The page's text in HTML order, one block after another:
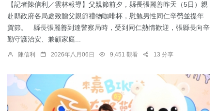
【記者陳信利／雲林報導】父親節前夕，縣長張麗善昨天（5日）親
赴縣政府各局處致贈父親節禮物咖啡杯，慰勉男性同仁辛勞並提年
賀節。 縣長張麗善到達警察局時，受到同仁熱情歡迎，張縣長向辛
勤守護治安、兼顧家庭...
陳信利 2026年八月06日 9,451 觀看 13 分享